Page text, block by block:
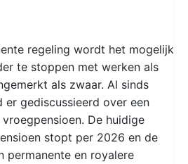
regeling wordt het mogelijk
te stoppen met werken als
als zwaar. Al sinds
gediscussieerd over een
De huidige
stopt per 2026 en de
permanente en royalere